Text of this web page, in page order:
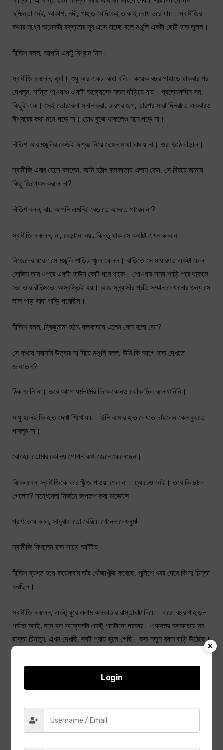
দুশ্চিন্তা নেই, আকাশ, নদী, পাহাড় যেদিকেই তাকাই চোখ ভরে যায়। স্বামীজির
কথার মধ্যে অনেকটা বক্তৃতার সুর এসে যাচ্ছে বলে মঞ্জুলি একটা ছোট্ট হাত তুলল।
নীতিশ বলল, আপনি একটু বিশ্রাম নিন।
স্বামীজি বললেন, হ্যাঁ। শুধু আর একটা কথা বলি। কয়েক বছর পাহাড়ে থাকবার পর
দেখলুম, শান্তি পাওয়াও একটা অভ্যেসের মতন দাঁড়িয়ে যায়। প্রত্যেকদিন সব
কিছুই এক। সেই ভোরবেলা স্নান করা, তারপর জপ, তারপর সারা দিনরাতে একবারও
ঈশ্বরের কথা মনে পড়ে না। চোখ বুজে থাকলেও মনে পড়ে না।
নীতিশ আর মঞ্জুলির কেউই ঈশ্বর নিয়ে তেমন মাথা ঘামায় না। ওরা উঠে দাঁড়াল।
স্বামীজি এবার হেসে বললেন, আমি হঠাৎ কলকাতায় এলাম কেন, সে বিষয়ে আমায়
কিছু জিগ্যেস করলে না?
নীতিশ বলল, বাঃ, আপনি এমনিই বেড়াতে আসতে পারেন না?
স্বামীজি বললেন, না, বেড়ানো নয়…কিন্তু থাক সে কথাটা এখন বলব না।
নিজেদের ঘরে এসে মঞ্জুলি শাড়িটা খুলে ফেলল। বাড়িতে সে সাধারণত একটা ঢোলা
সেজিম তার ওপরে একটা হাউস কোট পরে থাকে। শোওয়ার সময় শাড়ি পরে থাকলে
তো তার রীতিমতো অস্বস্তিই হয়। আজ সন্ন্যাসীর প্রতি সম্মান দেখানোর জন্য সে
লাল পাড় সাদা শাড়ি পরেছিল।
নীতিশ বলল, দ্বিজুমামা হঠাৎ কলকাতায় এলেন কেন বলো তো?
সে কথায় সরাসরি উত্তর না দিয়ে মঞ্জুলি বলল, উনি কি আগে হাত দেখতে
জানতেন?
ঠিক জানি না। তবে আগে ধর্ম-টর্মর দিকে কোনও ঝোঁক ছিল বলে শুনিনি।
সাধু হলেই কি হাত দেখা শিখে যায়। উনি আমার হাত দেখতে চাইলেন কেন বুঝতে
পারলুম না।
বোধহয় তোমার কোনও গোপন কথা জেনে ফেলেছেন।
বিকেলবেলা স্বামীজিকে ঘরে খুঁজে পাওয়া গেল না। ফ্ল্যাটেও নেই। তবে কি ছাদে
গেলেন? সন্ধেবেলা নির্জনে জপতপ করা অভ্যেস।
প্রাণতোষ বলল, সাধুবাবা তো বেরিয়ে গেলেন দেখলুম!
স্বামীজি ফিরলেন রাত সাড়ে আটটায়।
নীতিশ ব্যস্ত হয়ে কয়েকবার তাঁর খোঁজাখুঁজি করেছে, পুলিশে খবর দেবে কি না চিন্তা
করছিল।
স্বামীজি বললেন, একটু ঘুরে এলাম কলকাতার রাস্তাঘাট দিয়ে। বারো বছর পাহাড়-
পর্বতে আছি, মনে হল অভ্যেসটা একটু পালটানো দরকার। একসময় কলকাতার সব
রাস্তা চিনতুম, এখন দেখছি, সবই প্রায় ভুলে গেছি। কত নতুন রকম বাড়ি উঠেছে।
নীতিশ বলল, প্রথম দিনটা আপনি একা না বেরুলেই পারতেন। আমি আপনাকে
গেরুয়া কাপড় পরা মানুষদের বিশেষ পছন্দ করে না! কী রকম যেন ব্যাঁকা-বাঁকা ভাবে
তাকায়। ট্রামে উঠেছি, একজন লোক ইচ্ছে করে পা মাড়িয়ে দিল!
Login